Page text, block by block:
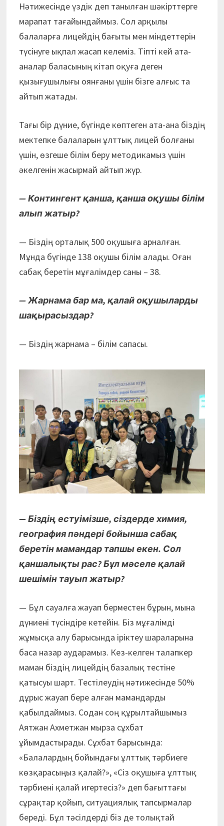
Нәтижесінде үздік деп танылған шәкірттерге
марапат тағайындаймыз. Сол арқылы
балаларға лицейдің бағыты мен міндеттерін
түсінуге ықпал жасап келеміз. Тіпті кей ата-
аналар баласының кітап оқуға деген
қызығушылығы оянғаны үшін бізге алғыс та
айтып жатады.
Тағы бір дүние, бүгінде көптеген ата-ана біздің
мектепке балаларын ұлттық лицей болғаны
үшін, өзгеше білім беру методикамыз үшін
әкелгенін жасырмай айтып жүр.
— Контингент қанша, қанша оқушы білім
алып жатыр?
— Біздің орталық 500 оқушыға арналған.
Мұнда бүгінде 138 оқушы білім алады. Оған
сабақ беретін мұғалімдер саны – 38.
— Жарнама бар ма, қалай оқушыларды
шақырасыздар?
— Біздің жарнама – білім сапасы.
— Біздің естуімізше, сіздерде химия,
география пәндері бойынша сабақ
беретін мамандар тапшы екен. Сол
қаншалықты рас? Бұл мәселе қалай
шешімін тауып жатыр?
— Бұл сауалға жауап берместен бұрын, мына
дүниені түсіндіре кетейін. Біз мұғалімді
жұмысқа алу барысында іріктеу шараларына
баса назар аударамыз. Кез-келген талапкер
маман біздің лицейдің базалық тестіне
қатысуы шарт. Тестілеудің нәтижесінде 50%
дұрыс жауап бере алған мамандарды
қабылдаймыз. Содан соң құрылтайшымыз
Аятжан Ахметжан мырза сұхбат
ұйымдастырады. Сұхбат барысында:
«Балалардың бойындағы ұлттық тәрбиеге
көзқарасыңыз қалай?», «Сіз оқушыға ұлттық
тәрбиені қалай игертесіз?» деп бағыттағы
сұрақтар қойып, ситуациялық тапсырмалар
береді. Бұл тәсілдерді біз де толықтай